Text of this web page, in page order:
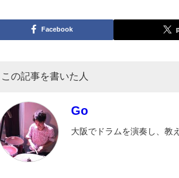
Facebook
この記事を書いた人
Go
大阪でドラムを演奏し、教